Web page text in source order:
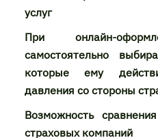
услуг
При онлайн-
самостоятельно
которые ему
давления со стороны
Возможность
страховых компаний